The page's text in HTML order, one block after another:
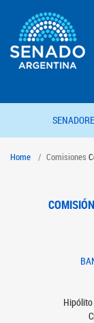
Home Comisiones